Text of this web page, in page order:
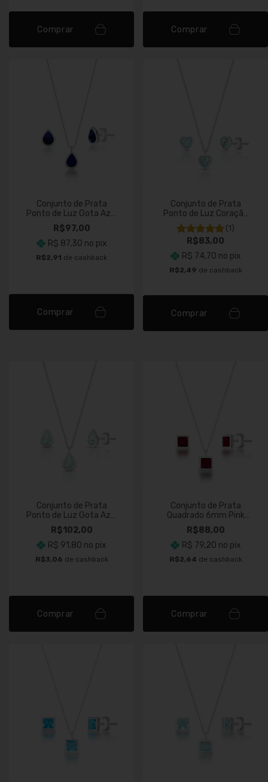
Comprar Comprar
Conjunto de Prata
Ponto de Luz Gota Azul
Escuro
R$97,00
R$ 87,30 no pix
R$2,91 de cashback
Comprar
Conjunto de Prata
Ponto de Luz Coração
Azul Claro (1)
R$83,00
R$ 74,70 no pix
R$2,49 de cashback
Comprar
Conjunto de Prata
Ponto de Luz Gota Azul
Claro
R$102,00
R$ 91,80 no pix
R$3,06 de cashback
Comprar
Conjunto de Prata
Quadrado 6mm Pink
Cereja
R$88,00
R$ 79,20 no pix
R$2,64 de cashback
Comprar